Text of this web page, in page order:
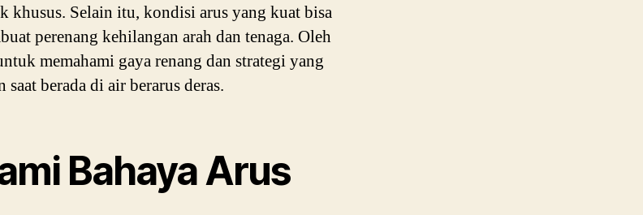
Arus
Deras
di
khusus. Selain itu, kondisi arus yang kuat bisa
perenang kehilangan arah dan tenaga. Oleh
memahami gaya renang dan strategi yang
saat berada di air berarus deras.
Bahaya Arus